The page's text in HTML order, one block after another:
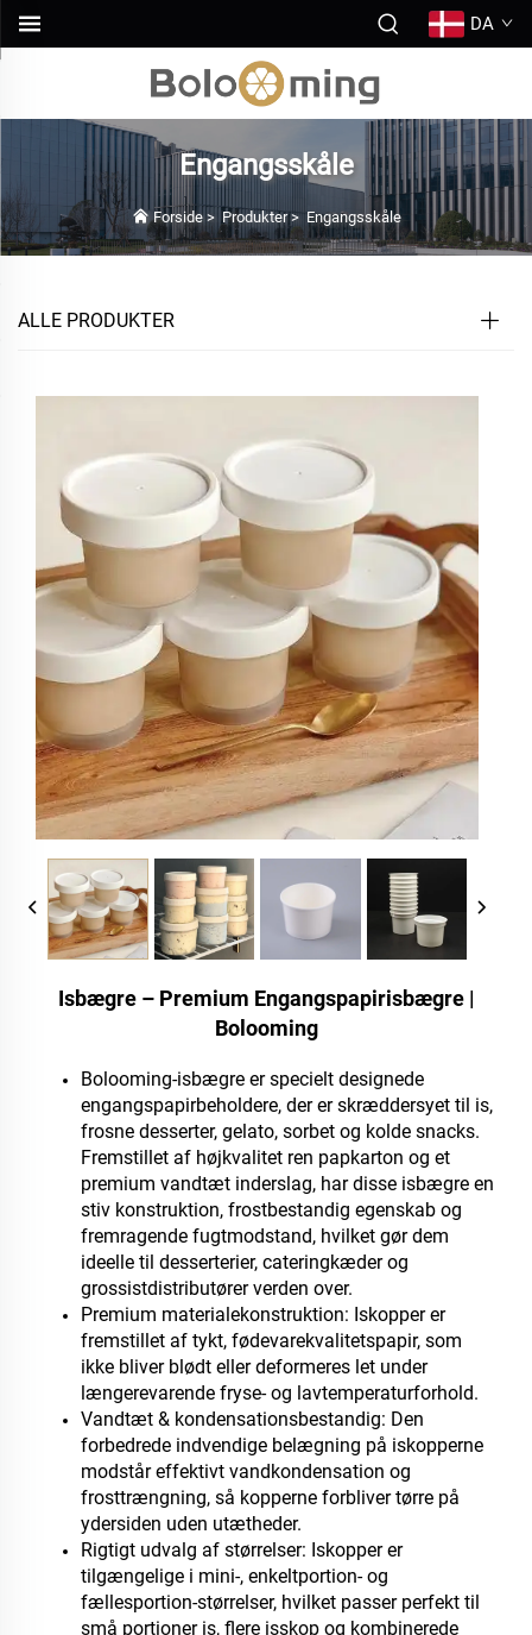
DA
Engangsskåle
Forside> Produkter> Engangsskåle
ALLE PRODUKTER
Isbægre – Premium Engangspapirisbægre |
Bolooming
Bolooming-isbægre er specielt designede
engangspapirbeholdere, der er skræddersyet til is,
frosne desserter, gelato, sorbet og kolde snacks.
Fremstillet af højkvalitet ren papkarton og et
premium vandtæt inderslag, har disse isbægre en
stiv konstruktion, frostbestandig egenskab og
fremragende fugtmodstand, hvilket gør dem
ideelle til desserterier, cateringkæder og
grossistdistributører verden over.
Premium materialekonstruktion: Iskopper er
fremstillet af tykt, fødevarekvalitetspapir, som
ikke bliver blødt eller deformeres let under
længerevarende fryse- og lavtemperaturforhold.
Vandtæt & kondensationsbestandig: Den
forbedrede indvendige belægning på iskopperne
modstår effektivt vandkondensation og
frosttrængning, så kopperne forbliver tørre på
ydersiden uden utætheder.
Rigtigt udvalg af størrelser: Iskopper er
tilgængelige i mini-, enkeltportion- og
fællesportion-størrelser, hvilket passer perfekt til
små portioner is, flere isskop og kombinerede